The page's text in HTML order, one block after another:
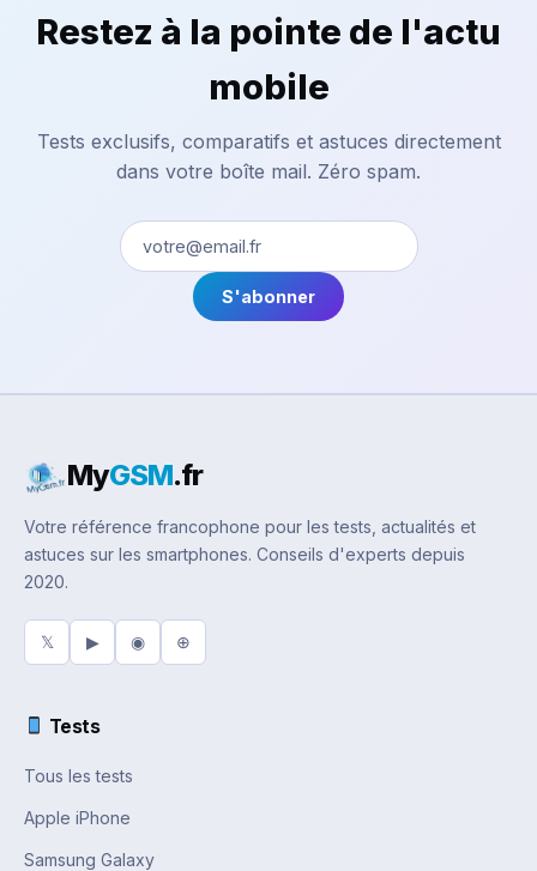
Restez à la pointe de l'actu
mobile
Tests exclusifs, comparatifs et astuces directement
dans votre boîte mail. Zéro spam.
S'abonner
MyGSM.fr
Votre référence francophone pour les tests, actualités et
astuces sur les smartphones. Conseils d'experts depuis
2020.
𝕏 ▶ ◉ ⊕
Tests
Tous les tests
Apple iPhone
Samsung Galaxy